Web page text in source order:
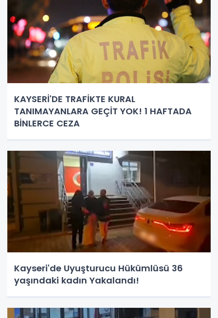
KAYSERİ'DE TRAFİKTE KURAL
TANIMAYANLARA GEÇİT YOK! 1 HAFTADA
BİNLERCE CEZA
Kayseri'de Uyuşturucu Hükümlüsü 36
yaşındaki kadın Yakalandı!